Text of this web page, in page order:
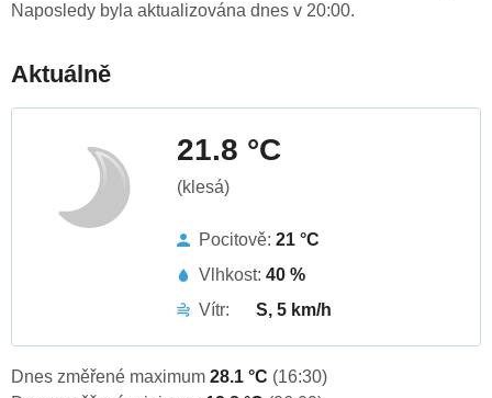
Naposledy byla aktualizována dnes v 20:00.
Aktuálně
21.8 °C
(klesá)
Pocitově: 21 °C
Vlhkost: 40 %
Vítr:
S, 5 km/h
Dnes změřené maximum 28.1 °C (16:30)